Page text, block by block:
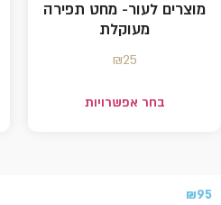
מוצרים לעור- מחט תפירה
מעוקלת
₪25
בחר אפשרויות
₪95